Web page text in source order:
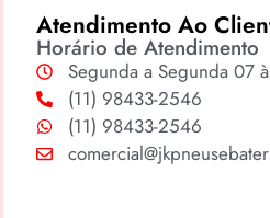
Atendimento Ao
Horário de Atendimento
Segunda a Segunda 07
(11) 98433-2546
(11) 98433-2546